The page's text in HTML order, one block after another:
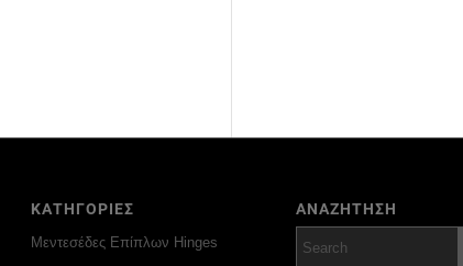
ΚΑΤΗΓΟΡΙΕΣ
Μεντεσέδες Επίπλων Hinges
ΑΝΑΖΗΤΗΣΗ